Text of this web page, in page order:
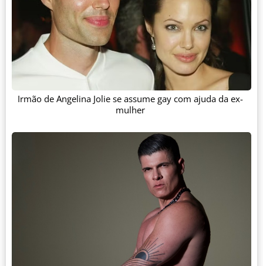
Irmão de Angelina Jolie se assume gay com ajuda da ex-
mulher